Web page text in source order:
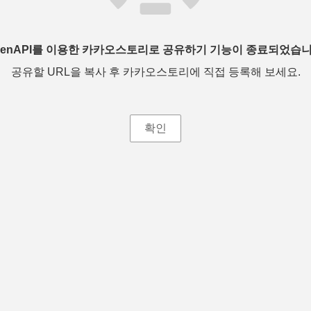
를 이용한 카카오스토리로 공유하기 기능이 종료되었습
공유할 URL을 복사 후 카카오스토리에 직접 등록해 보세요.
확인